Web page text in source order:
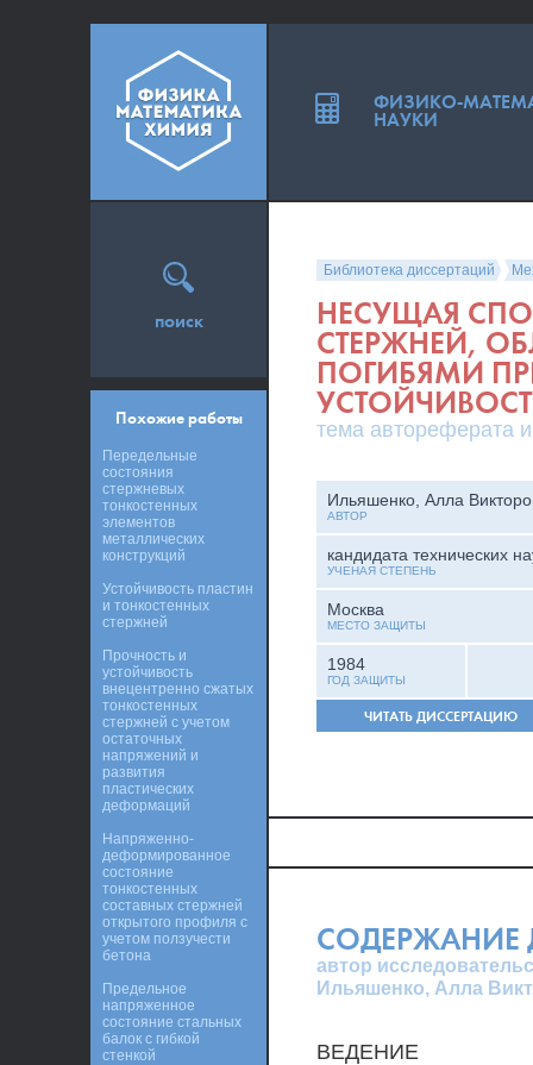
Библиотека диссертаций
НЕСУЩАЯ
СТЕРЖНЕЙ,
ПОГИБЯМИ
тема автореферата
Ильяшенко, Алла
АВТОР
кандидата технических
УЧЕНАЯ СТЕПЕНЬ
Москва
МЕСТО ЗАЩИТЫ
1984
ГОД ЗАЩИТЫ
ЧИТАТЬ ДИССЕРТАЦИЮ
СОДЕРЖАНИЕ
автор
Ильяшенко, Алла
ВЕДЕНИЕ
поиск
Похожие работы
Передельные
состояния
стержневых
тонкостенных
элементов
металлических
конструкций
Устойчивость пластин
и тонкостенных
стержней
Прочность и
устойчивость
внецентренно сжатых
тонкостенных
стержней с учетом
остаточных
напряжений и
развития
пластических
деформаций
Напряженно-
деформированное
состояние
тонкостенных
составных стержней
открытого профиля с
учетом ползучести
бетона
Предельное
напряженное
состояние стальных
балок с гибкой
стенкой
ФИЗИКО-
НАУКИ